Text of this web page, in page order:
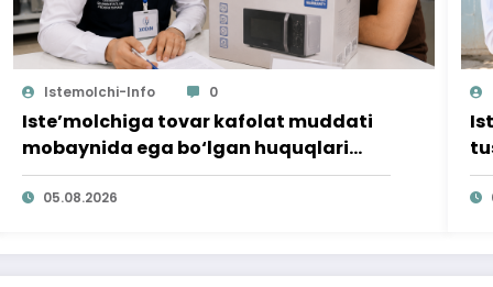
Istemolchi-Info 0
Iste’molchiga tovar kafolat muddati
mobaynida ega bo‘lgan huquqlari
ta’minlab berildi
05.08.2026